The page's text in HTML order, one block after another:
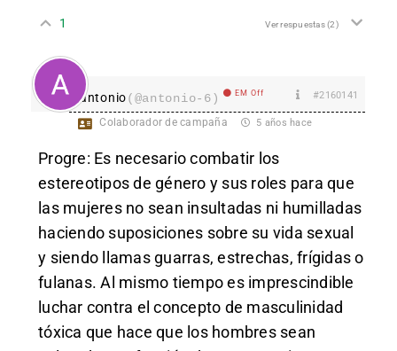
1 Ver respuestas(2)
antonio(@antonio-6) EM Off #2160141
Colaborador de campaña 5 años hace
Progre: Es necesario combatir los
estereotipos de género y sus roles para que
las mujeres no sean insultadas ni humilladas
haciendo suposiciones sobre su vida sexual
y siendo llamas guarras, estrechas, frígidas o
fulanas. Al mismo tiempo es imprescindible
luchar contra el concepto de masculinidad
tóxica que hace que los hombres sean